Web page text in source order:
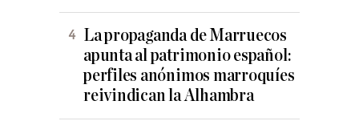
La propaganda de Marruecos
apunta al patrimonio español:
perfiles anónimos marroquíes
reivindican la Alhambra